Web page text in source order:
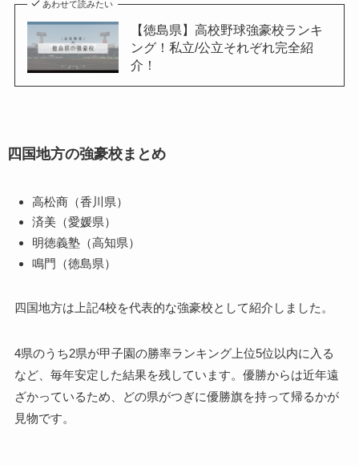
あわせて読みたい
【徳島県】高校野球強豪校ランキ
ング！私立/公立それぞれ完全紹
介！
四国地方の強豪校まとめ
高松商（香川県）
済美（愛媛県）
明徳義塾（高知県）
鳴門（徳島県）
四国地方は上記4校を代表的な強豪校として紹介しました。
4県のうち2県が甲子園の勝率ランキング上位5位以内に入る
など、毎年安定した結果を残しています。優勝からは近年遠
ざかっているため、どの県がつぎに優勝旗を持って帰るかが
見物です。